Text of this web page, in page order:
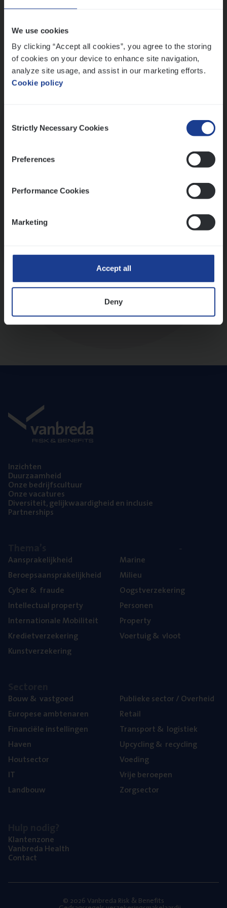
We use cookies
By clicking “Accept all cookies”, you agree to the storing
of cookies on your device to enhance site navigation,
analyze site usage, and assist in our marketing efforts.
Cookie policy
Selection
Strictly Necessary Cookies
Preferences
Performance Cookies
Marketing
Accept all
Deny
Inzich­ten
Duur­zaam­heid
Onze bedrijfs­cul­tuur
Onze vaca­tu­res
Diver­si­teit, gelijk­waar­dig­heid en inclusie
Part­ner­ships
Aan­spra­ke­lijk­heid
Beroeps­aan­spra­ke­lijk­heid
Cyber& fraude
Intel­lec­tu­al property
Inter­na­ti­o­na­le Mobiliteit
Kre­diet­ver­ze­ke­ring
Kunst­ver­ze­ke­ring
Mari­ne
Mili­eu
Oogst­ver­ze­ke­ring
Per­so­nen
Pro­per­ty
Voer­tuig& vloot
Bouw& vastgoed
Euro­pe­se ambtenaren
Finan­ci­ë­le instellingen
Haven
Hout­sec­tor
IT
Land­bouw
Publie­ke sec­tor / Overheid
Retail
Trans­port& logistiek
Upcy­cling& recycling
Voe­ding
Vrije beroe­pen
Zorg­sec­tor
Klan­ten­zo­ne
Van­b­re­da Health
Con­tact
© 2026 Vanbreda Risk & Benefits